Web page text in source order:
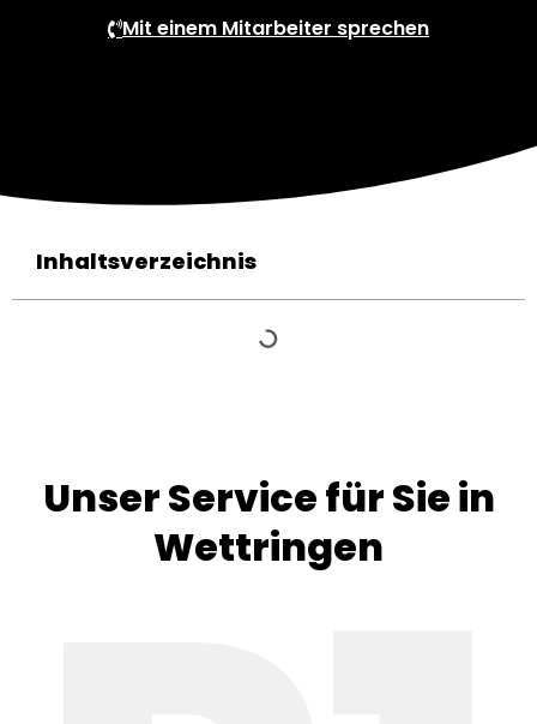
Mit einem Mitarbeiter sprechen
Inhaltsverzeichnis
Unser Service für Sie in
Wettringen